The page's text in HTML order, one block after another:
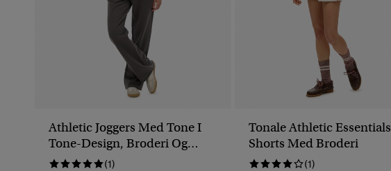
Athletic Joggers Med Tone I
Tone-Design, Broderi Og
Brede Ben(1)
Tonale Athletic Essentials
Shorts Med Broderi
(1)